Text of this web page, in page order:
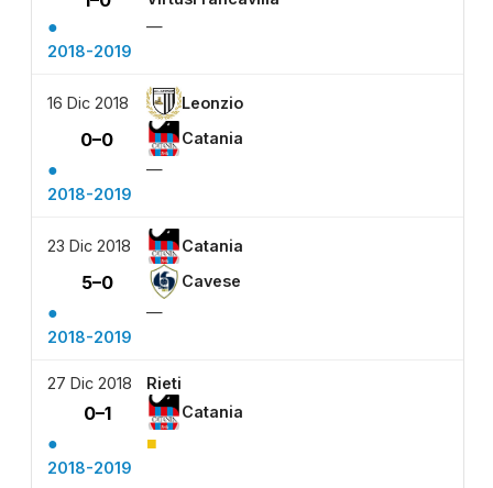
●
—
2018-2019
16 Dic 2018 Leonzio
0–0 Catania
●
—
2018-2019
23 Dic 2018 Catania
5–0 Cavese
●
—
2018-2019
27 Dic 2018 Rieti
0–1 Catania
● ■
2018-2019